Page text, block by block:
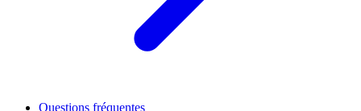
Questions fréquentes